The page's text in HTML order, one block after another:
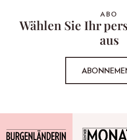
ABO
Wählen Sie Ihr
aus